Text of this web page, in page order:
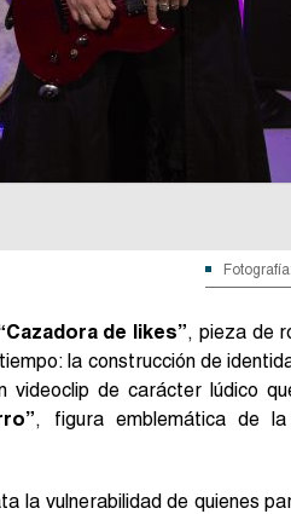
de likes”, pieza de
la construcción de
videoclip de carácter lúdico
, figura emblemática de la
la vulnerabilidad de quienes